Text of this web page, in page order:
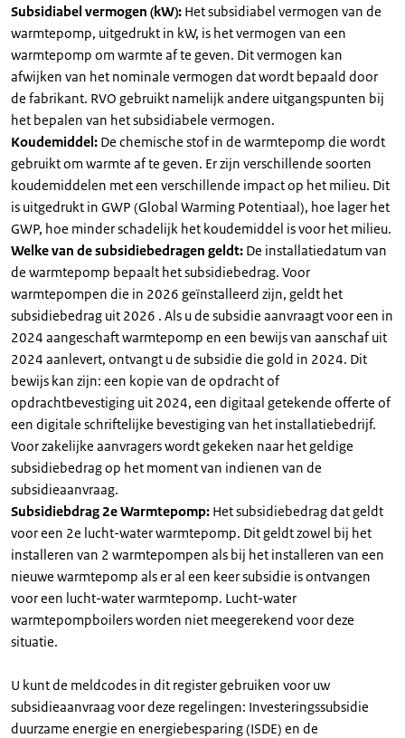
Subsidiabel vermogen (kW): Het subsidiabel vermogen van de
warmtepomp, uitgedrukt in kW, is het vermogen van een
warmtepomp om warmte af te geven. Dit vermogen kan
afwijken van het nominale vermogen dat wordt bepaald door
de fabrikant. RVO gebruikt namelijk andere uitgangspunten bij
het bepalen van het subsidiabele vermogen.
Koudemiddel: De chemische stof in de warmtepomp die wordt
gebruikt om warmte af te geven. Er zijn verschillende soorten
koudemiddelen met een verschillende impact op het milieu. Dit
is uitgedrukt in GWP (Global Warming Potentiaal), hoe lager het
GWP, hoe minder schadelijk het koudemiddel is voor het milieu.
Welke van de subsidiebedragen geldt: De installatiedatum van
de warmtepomp bepaalt het subsidiebedrag. Voor
warmtepompen die in 2026 geïnstalleerd zijn, geldt het
subsidiebedrag uit 2026 . Als u de subsidie aanvraagt voor een in
2024 aangeschaft warmtepomp en een bewijs van aanschaf uit
2024 aanlevert, ontvangt u de subsidie die gold in 2024. Dit
bewijs kan zijn: een kopie van de opdracht of
opdrachtbevestiging uit 2024, een digitaal getekende offerte of
een digitale schriftelijke bevestiging van het installatiebedrijf.
Voor zakelijke aanvragers wordt gekeken naar het geldige
subsidiebedrag op het moment van indienen van de
subsidieaanvraag.
Subsidiebdrag 2e Warmtepomp: Het subsidiebedrag dat geldt
voor een 2e lucht-water warmtepomp. Dit geldt zowel bij het
installeren van 2 warmtepompen als bij het installeren van een
nieuwe warmtepomp als er al een keer subsidie is ontvangen
voor een lucht-water warmtepomp. Lucht-water
warmtepompboilers worden niet meegerekend voor deze
situatie.
U kunt de meldcodes in dit register gebruiken voor uw
subsidieaanvraag voor deze regelingen: Investeringssubsidie
duurzame energie en energiebesparing (ISDE) en de